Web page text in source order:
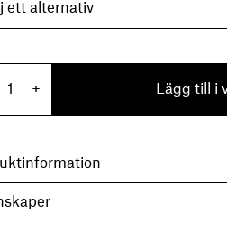
Ljusstake Merkurius mängd
+ Lägg till i